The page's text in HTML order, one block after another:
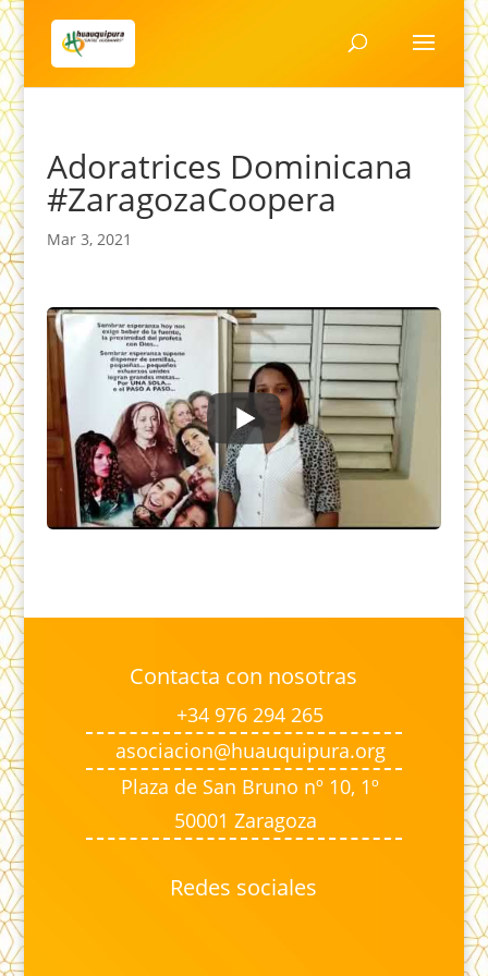
Adoratrices Dominicana
#ZaragozaCoopera
Mar 3, 2021
Contacta con nosotras
+34 976 294 265
asociacion@huauquipura.org
Plaza de San Bruno nº 10, 1º
50001 Zaragoza
Redes sociales